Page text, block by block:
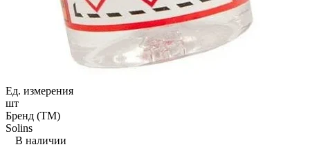
Ед. измерения
шт
Бренд (ТМ)
Solins
В наличии